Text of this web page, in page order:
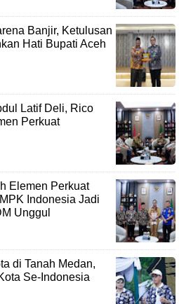
Banjir, Ketulusan
Hati Bupati Aceh
Latif Deli, Rico
Perkuat
Elemen Perkuat
Indonesia Jadi
Unggul
di Tanah Medan,
Se-Indonesia